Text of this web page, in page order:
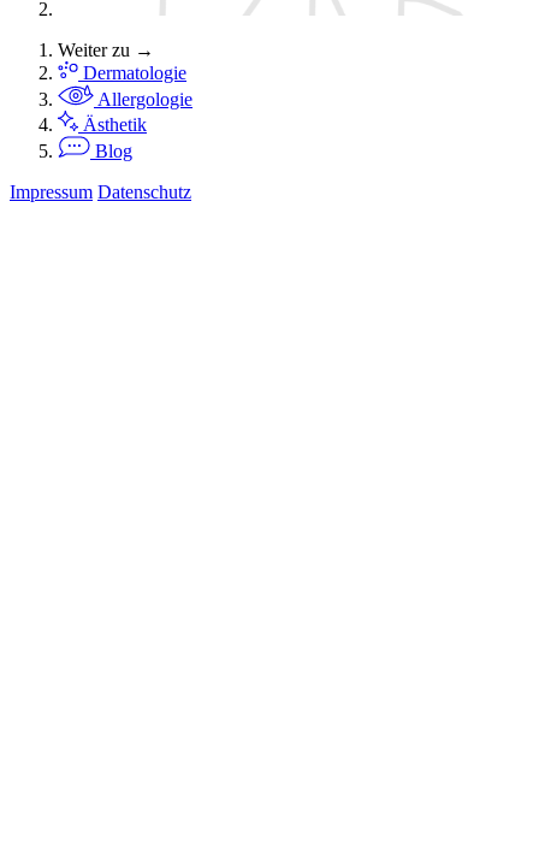
Weiter zu →
Dermatologie
Allergologie
Ästhetik
Blog
Impressum Datenschutz